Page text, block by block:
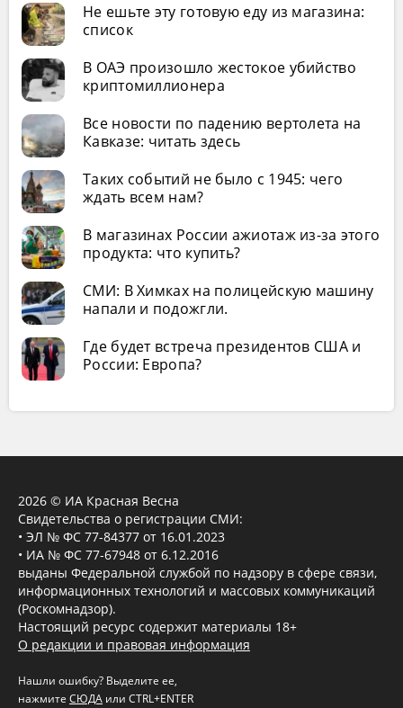
Не ешьте эту готовую еду из магазина:
список
В ОАЭ произошло жестокое убийство
криптомиллионера
Все новости по падению вертолета на
Кавказе: читать здесь
Таких событий не было с 1945: чего
ждать всем нам?
В магазинах России ажиотаж из-за этого
продукта: что купить?
СМИ: В Химках на полицейскую машину
напали и подожгли.
Где будет встреча президентов США и
России: Европа?
2026 © ИА Красная Весна
Свидетельства о регистрации СМИ:
• ЭЛ № ФС 77-84377 от 16.01.2023
• ИА № ФС 77-67948 от 6.12.2016
выданы Федеральной службой по надзору в сфере связи,
информационных технологий и массовых коммуникаций
(Роскомнадзор).
Настоящий ресурс содержит материалы 18+
О редакции и правовая информация
Нашли ошибку? Выделите ее,
нажмите СЮДА или CTRL+ENTER